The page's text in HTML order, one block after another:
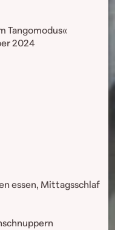
Tangomodus«
2024
essen, Mittagsschlaf